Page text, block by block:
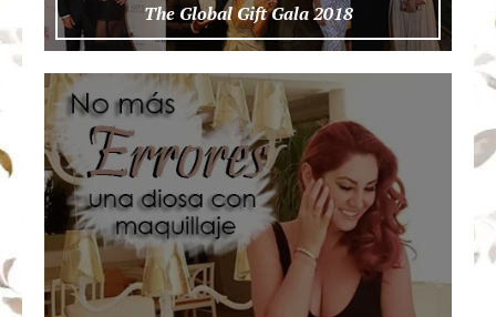
The Global Gift Gala 2018